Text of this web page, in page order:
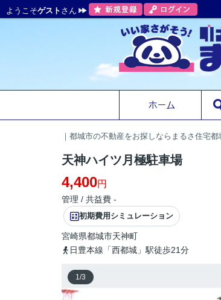
ようこそゲスト さん
｜都城市の不動産をお探しならまるさ住宅都
天神ハイツ月極駐車場
4,400円
管理 / 共益費 -
初期費用シミュレーション
宮崎県都城市天神町
日豊本線「西都城」駅徒歩21分
1/3